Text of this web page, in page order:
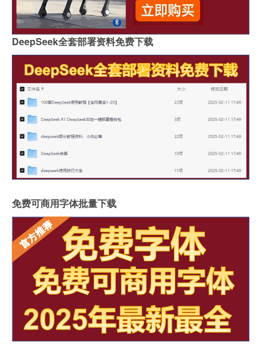
DeepSeek全套部署资料免费下载
免费可商用字体批量下载